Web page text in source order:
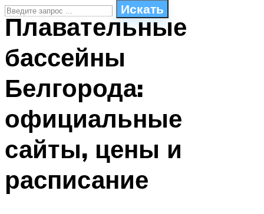
Искать
ПЛАВАНЬЕ ДЛЯ ДЕТЕЙ
БАССЕЙН ДЛЯ ДОМА
ОЧИСТКА БАССЕЙНОВ
МЕНЮ
Плавательные
бассейны
Белгорода:
официальные
сайты, цены и
расписание